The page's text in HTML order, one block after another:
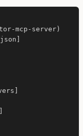
mcp-server)